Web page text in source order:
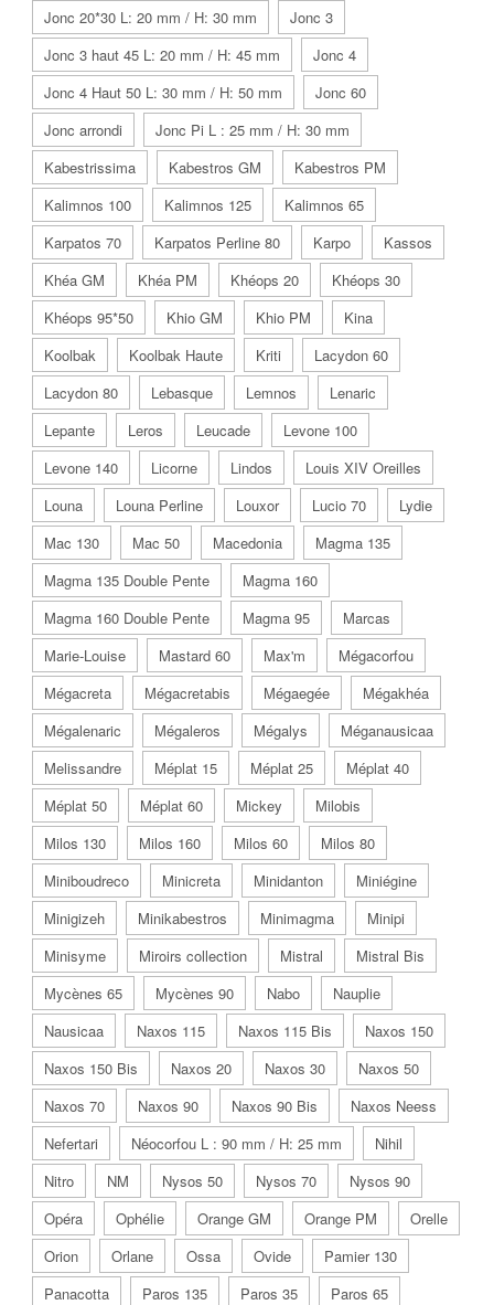
Jonc 20*30 L: 20 mm / H: 30 mm
Jonc 3
Jonc 3 haut 45 L: 20 mm / H: 45 mm
Jonc 4
Jonc 4 Haut 50 L: 30 mm / H: 50 mm
Jonc 60
Jonc arrondi
Jonc Pi L : 25 mm / H: 30 mm
Kabestrissima
Kabestros GM
Kabestros PM
Kalimnos 100
Kalimnos 125
Kalimnos 65
Karpatos 70
Karpatos Perline 80 Karpo
Kassos
Khéa GM
Khéa PM Khéops 20
Khéops 30
Khéops 95*50
Khio GM Khio PM
Kina
Koolbak
Koolbak Haute Kriti
Lacydon 60
Lacydon 80
Lebasque Lemnos
Lenaric
Lepante
Leros Leucade
Levone 100
Levone 140
Licorne Lindos
Louis XIV Oreilles
Louna
Louna Perline Louxor Lucio 70
Lydie
Mac 130
Mac 50 Macedonia
Magma 135
Magma 135 Double Pente
Magma 160
Magma 160 Double Pente
Magma 95
Marcas
Marie-Louise
Mastard 60 Max'm
Mégacorfou
Mégacreta
Mégacretabis Mégaegée
Mégakhéa
Mégalenaric
Mégaleros Mégalys
Méganausicaa
Melissandre
Méplat 15 Méplat 25
Méplat 40
Méplat 50
Méplat 60 Mickey
Milobis
Milos 130
Milos 160 Milos 60
Milos 80
Miniboudreco
Minicreta Minidanton
Miniégine
Minigizeh
Minikabestros Minimagma
Minipi
Minisyme
Miroirs collection Mistral
Mistral Bis
Mycènes 65
Mycènes 90 Nabo
Nauplie
Nausicaa
Naxos 115 Naxos 115 Bis
Naxos 150
Naxos 150 Bis
Naxos 20 Naxos 30
Naxos 50
Naxos 70
Naxos 90 Naxos 90 Bis
Naxos Neess
Nefertari
Néocorfou L : 90 mm / H: 25 mm
Nihil
Nitro
NM Nysos 50 Nysos 70
Nysos 90
Opéra
Ophélie Orange GM Orange PM
Orelle
Orion
Orlane Ossa Ovide
Pamier 130
Panacotta
Paros 135 Paros 35
Paros 65